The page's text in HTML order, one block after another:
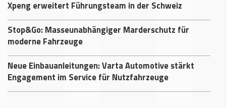
Xpeng erweitert Führungsteam in der Schweiz
Stop&Go: Masseunabhängiger Marderschutz für
moderne Fahrzeuge
Neue Einbauanleitungen: Varta Automotive stärkt
Engagement im Service für Nutzfahrzeuge